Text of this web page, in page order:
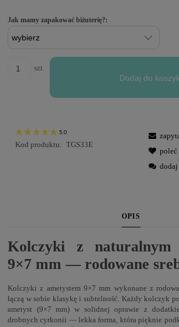
Jak mamy zapakować biżuterię?:
szt.
Dodaj do
5.0
Kod produktu: TGS33E
poleć
OPIS
Kolczyki z naturalnym
9×7 mm — rodowane
Kolczyki z ametystem 9×7 mm wykonane z
łączą w sobie klasykę i subtelność. Każdy kolczyk
ametyst (9×7 mm) w solidnej oprawie z
drobnych cyrkonii — lekka forma, która pięknie